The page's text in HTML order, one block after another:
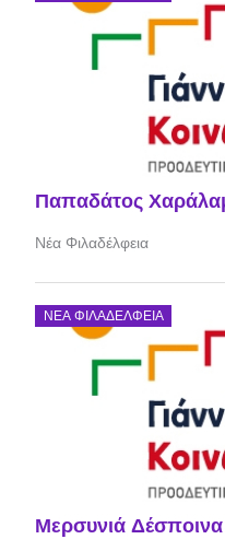
Παπαδάτος
Νέα Φιλαδέλφεια
ΝΈΑ ΦΙΛΑΔΈΛΦΕΙΑ
Μερσυνιά Δέσποινα